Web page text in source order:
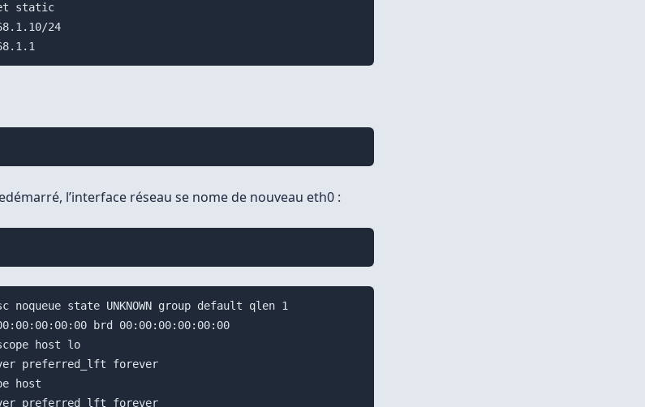
static
24
l’interface réseau se nome de nouveau eth0 :
state UNKNOWN group default qlen 1
brd 00:00:00:00:00:00
host lo
preferred_lft forever
host
preferred_lft forever